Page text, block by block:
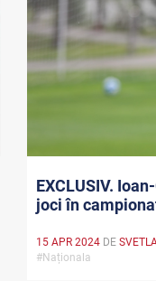
EXCLUSIV.
joci în
15 APR 2024 DE
#Naționala